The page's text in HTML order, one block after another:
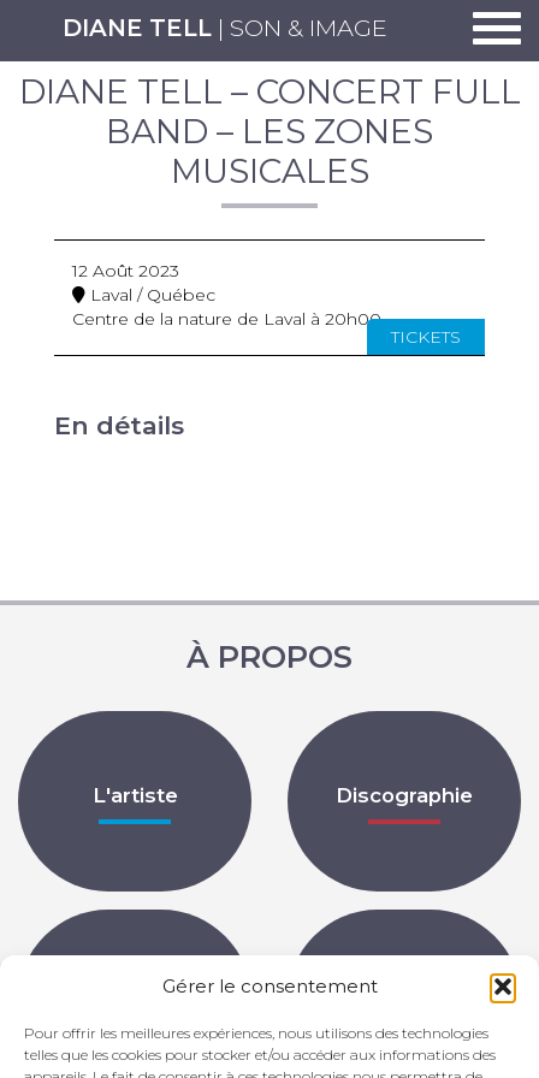
Gérer le consentement
Pour offrir les meilleures expériences, nous utilisons des technologies
telles que les cookies pour stocker et/ou accéder aux informations des
DIANE TELL| SON & IMAGE
DIANE TELL – CONCERT FULL
BAND – LES ZONES
MUSICALES
12 Août 2023
Laval / Québec
Centre de la nature de Laval à 20h00
TICKETS
En détails
À PROPOS
L'artiste Discographie
Partitions Archives